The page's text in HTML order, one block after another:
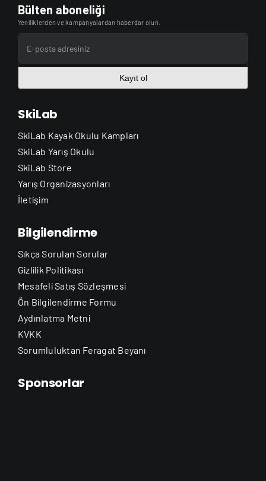
Bülten aboneliği
Yeniliklerden ve kampanyalardan haberdar olun.
Kayıt ol
SkiLab
SkiLab Kayak Okulu Kampları
SkiLab Yarış Okulu
SkiLab Store
Yarış Organizasyonları
İletişim
Bilgilendirme
Sıkça Sorulan Sorular
Gizlilik Politikası
Mesafeli Satış Sözleşmesi
Ön Bilgilendirme Formu
Aydınlatma Metni
KVKK
Sorumluluktan Feragat Beyanı
Sponsorlar